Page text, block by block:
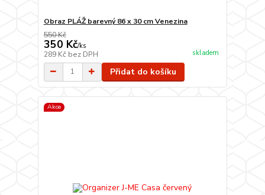
Obraz PLÁŽ barevný 86 x 30 cm Venezina
550 Kč
350 Kč/ks
289 Kč bez DPH skladem
Přidat do košíku
Akce